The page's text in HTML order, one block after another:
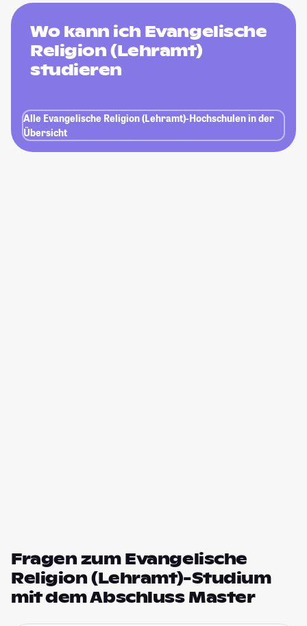
Wo kann ich Evangelische
Religion (Lehramt)
studieren
Alle Evangelische Religion (Lehramt)-Hochschulen in der
Übersicht
Fragen zum Evangelische
Religion (Lehramt)-Studium
mit dem Abschluss Master